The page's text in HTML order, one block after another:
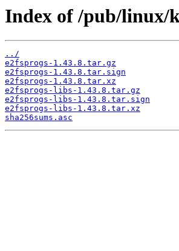
Index of /pub/linux/
../
e2fsprogs-1.43.8.tar.gz
e2fsprogs-1.43.8.tar.sign
e2fsprogs-1.43.8.tar.xz
e2fsprogs-libs-1.43.8.tar.gz
e2fsprogs-libs-1.43.8.tar.sign
e2fsprogs-libs-1.43.8.tar.xz
sha256sums.asc